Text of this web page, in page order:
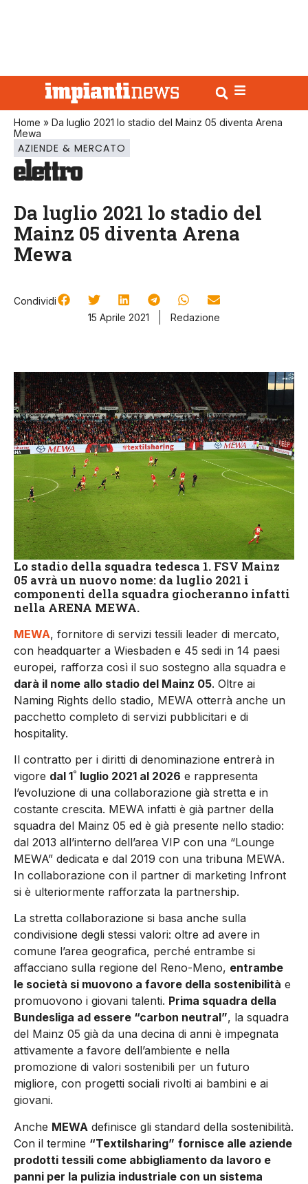
Home » Da luglio 2021 lo stadio del Mainz 05 diventa Arena
Mewa
AZIENDE & MERCATO
Da luglio 2021 lo stadio del
Mainz 05 diventa Arena
Mewa
Condividi
15 Aprile 2021
Redazione
Lo stadio della squadra tedesca 1. FSV Mainz
05 avrà un nuovo nome: da luglio 2021 i
componenti della squadra giocheranno infatti
nella ARENA MEWA.
MEWA, fornitore di servizi tessili leader di mercato,
con headquarter a Wiesbaden e 45 sedi in 14 paesi
europei, rafforza così il suo sostegno alla squadra e
darà il nome allo stadio del Mainz 05. Oltre ai
Naming Rights dello stadio, MEWA otterrà anche un
pacchetto completo di servizi pubblicitari e di
hospitality.
Il contratto per i diritti di denominazione entrerà in
vigore dal 1˚ luglio 2021 al 2026 e rappresenta
l’evoluzione di una collaborazione già stretta e in
costante crescita. MEWA infatti è già partner della
squadra del Mainz 05 ed è già presente nello stadio:
dal 2013 all’interno dell’area VIP con una “Lounge
MEWA” dedicata e dal 2019 con una tribuna MEWA.
In collaborazione con il partner di marketing Infront
si è ulteriormente rafforzata la partnership.
La stretta collaborazione si basa anche sulla
condivisione degli stessi valori: oltre ad avere in
comune l’area geografica, perché entrambe si
affacciano sulla regione del Reno-Meno, entrambe
le società si muovono a favore della sostenibilità e
promuovono i giovani talenti. Prima squadra della
Bundesliga ad essere “carbon neutral”, la squadra
del Mainz 05 già da una decina di anni è impegnata
attivamente a favore dell’ambiente e nella
promozione di valori sostenibili per un futuro
migliore, con progetti sociali rivolti ai bambini e ai
giovani.
Anche MEWA definisce gli standard della sostenibilità.
Con il termine “Textilsharing” fornisce alle aziende
prodotti tessili come abbigliamento da lavoro e
panni per la pulizia industriale con un sistema